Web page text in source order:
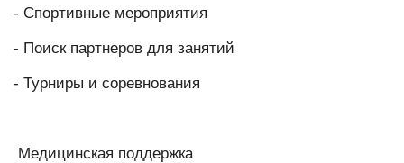
- Спортивные мероприятия
- Поиск партнеров для занятий
- Турниры и соревнования
Медицинская поддержка